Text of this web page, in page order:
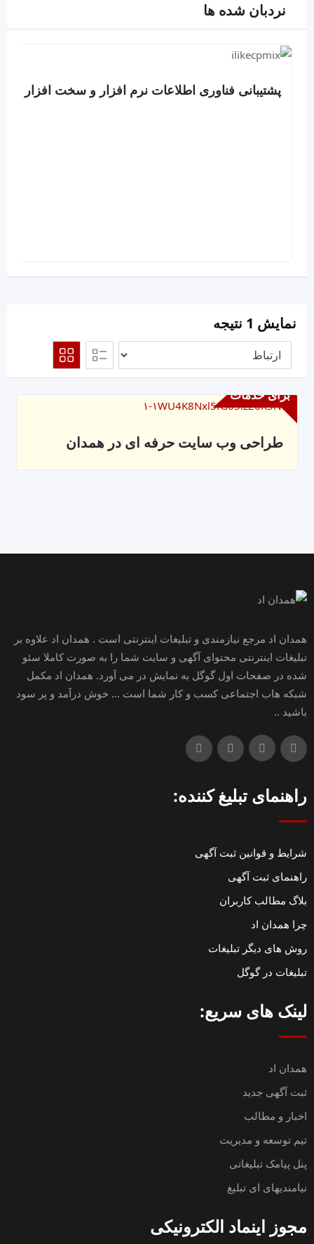
نردبان شده ها
پشتیبانی فناوری اطلاعات نرم افزار و سخت افزار
نمایش 1 نتیجه
برای خدمات
طراحی وب سایت حرفه ای در همدان
همدان اد مرجع نیازمندی و تبلیغات اینترنتی است . همدان اد علاوه بر
تبلیغات اینترنتی محتوای آگهی و سایت شما را به صورت کاملا سئو
شده در صفحات اول گوگل به نمایش در می آورد. همدان اد مکمل
شبکه هاب اجتماعی کسب و کار شما است ... خوش درآمد و پر سود
باشید ..
راهنمای تبلیغ کننده:
شرایط و قوانین ثبت آگهی
راهنمای ثبت آگهی
بلاگ مطالب کاربران
چرا همدان اد
روش های دیگر تبلیغات
تبلیغات در گوگل
لینک های سریع:
همدان اد
ثبت آگهی جدید
اخبار و مطالب
تیم توسعه و مدیریت
پنل پیامک تبلیغاتی
نیامندیهای ای تبلیغ
مجوز اینماد الکترونیکی